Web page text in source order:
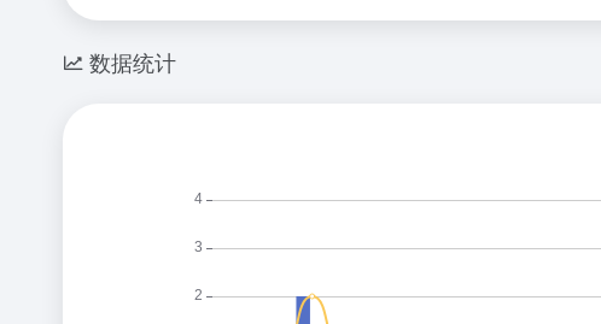
数据统计